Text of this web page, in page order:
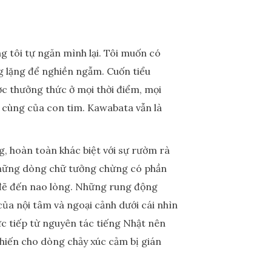
tôi tự ngăn mình lại. Tôi muốn có
để nghiền ngẫm. Cuốn tiểu
thưởng thức ở mọi thời điểm, mọi
của con tim. Kawabata vẫn là
hoàn toàn khác biệt với sự rườm rà
dòng chữ tưởng chừng có phần
đến nao lòng. Những rung động
nội tâm và ngoại cảnh dưới cái nhìn
tiếp từ nguyên tác tiếng Nhật nên
cho dòng chảy xúc cảm bị gián